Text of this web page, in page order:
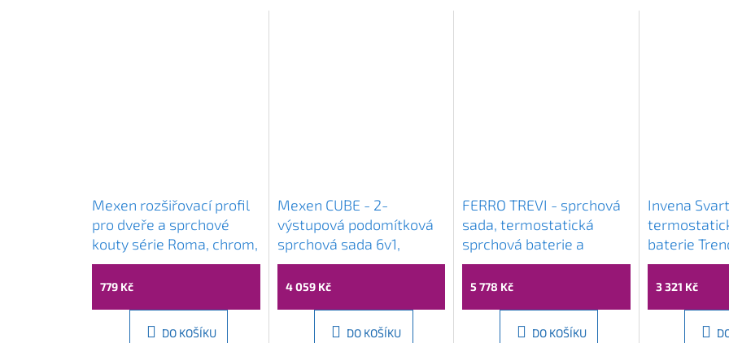
Mexen rozšiřovací profil
pro dveře a sprchové
kouty série Roma, chrom,
850-324-01
779 Kč
DO KOŠÍKU
Mexen CUBE - 2-
výstupová podomítková
sprchová sada 6v1,
Chrom, 5907709105775
4 059 Kč
DO KOŠÍKU
FERRO TREVI - sprchová
sada, termostatická
sprchová baterie a
hlavice 30x30cm, chrom,
NP75SQ-TRV7U
5 778 Kč
DO KOŠÍKU
Invena
baterie
sprchovou
25x25 cm,
3 321 Kč